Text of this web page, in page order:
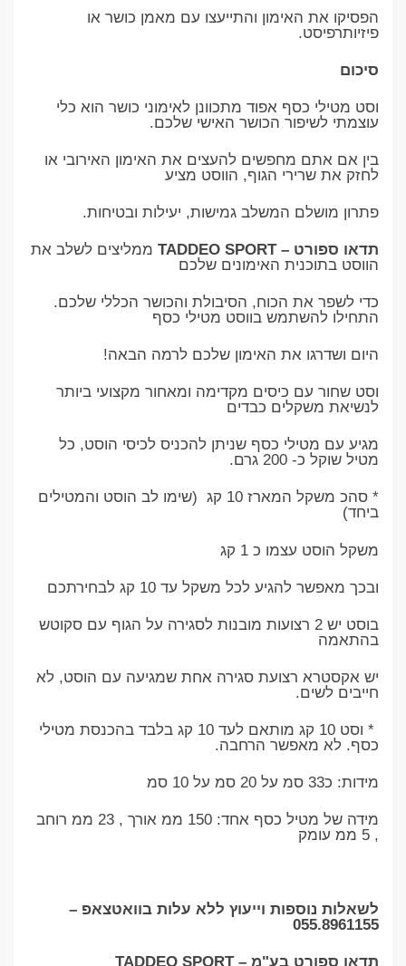
הפסיקו את האימון והתייעצו עם מאמן כושר או
פיזיותרפיסט.
סיכום
וסט מטילי כסף אפוד מתכוונן לאימוני כושר הוא כלי
עוצמתי לשיפור הכושר האישי שלכם.
בין אם אתם מחפשים להעצים את האימון האירובי או
לחזק את שרירי הגוף, הווסט מציע
פתרון מושלם המשלב גמישות, יעילות ובטיחות.
תדאו ספורט – TADDEO SPORT
ממליצים לשלב את
הווסט בתוכנית האימונים שלכם
כדי לשפר את הכוח, הסיבולת והכושר הכללי שלכם.
התחילו להשתמש בווסט מטילי כסף
היום ושדרגו את האימון שלכם לרמה הבאה!
וסט שחור עם כיסים מקדימה ומאחור מקצועי ביותר
לנשיאת משקלים כבדים
מגיע עם מטילי כסף שניתן להכניס לכיסי הוסט, כל
מטיל שוקל כ- 200 גרם.
* סהכ משקל המארז 10 קג (שימו לב הוסט והמטילים
ביחד)
משקל הוסט עצמו כ 1 קג
ובכך מאפשר להגיע לכל משקל עד 10 קג לבחירתכם
בוסט יש 2 רצועות מובנות לסגירה על הגוף עם סקוטש
בהתאמה
יש אקסטרא רצועת סגירה אחת שמגיעה עם הוסט, לא
חייבים לשים.
* וסט 10 קג מותאם לעד 10 קג בלבד בהכנסת מטילי
כסף. לא מאפשר הרחבה.
מידות: כ33 סמ על 20 סמ על 10 סמ
מידה של מטיל כסף אחד: 150 ממ אורך , 23 ממ רוחב
, 5 ממ עומק
לשאלות נוספות וייעוץ ללא עלות בוואטצאפ –
055.8961155
תדאו ספורט בע"מ – TADDEO SPORT